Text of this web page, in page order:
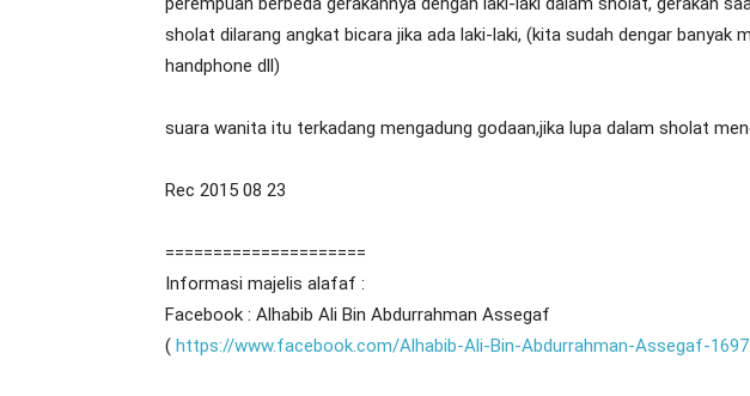
sholat dilarang angkat bicara jika ada laki-laki, (kita sudah dengar banyak
handphone dll)
suara wanita itu terkadang mengadung godaan,jika lupa dalam sholat
Rec 2015 08 23
=====================
Informasi majelis alafaf :
Facebook : Alhabib Ali Bin Abdurrahman Assegaf
( https://www.facebook.com/Alhabib-Ali-Bin-Abdurrahman-Assegaf-